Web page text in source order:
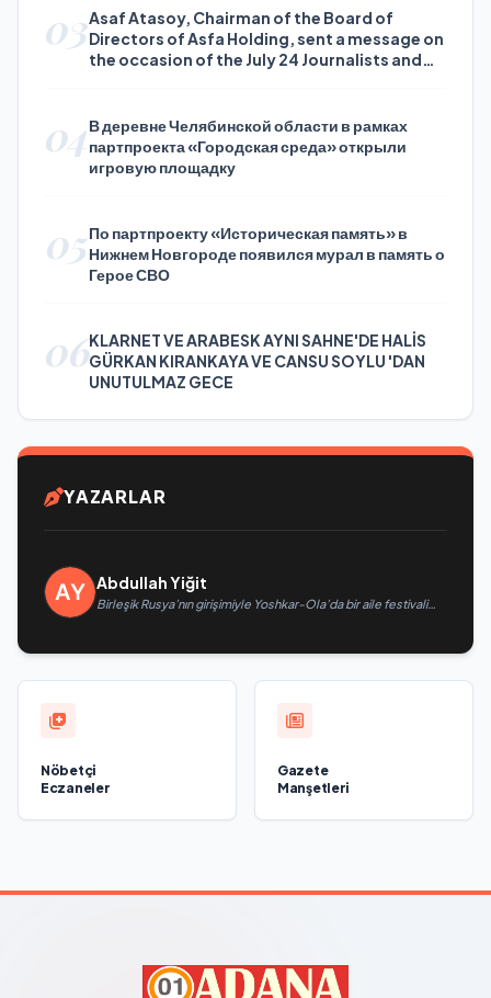
03Asaf Atasoy, Chairman of the Board of
Directors of Asfa Holding, sent a message on
the occasion of the July 24 Journalists and
04В деревне Челябинской области в рамках
партпроекта «Городская среда» открыли
игровую площадку
05По партпроекту «Историческая память» в
Нижнем Новгороде появился мурал в память о
Герое СВО
06KLARNET VE ARABESK AYNI SAHNE'DE HALİS
GÜRKAN KIRANKAYA VE CANSU SOYLU 'DAN
UNUTULMAZ GECE
YAZARLAR
Abdullah Yiğit
Birleşik Rusya’nın girişimiyle Yoshkar-Ola’da bir aile festivali
Nöbetçi
Eczaneler
Gazete
Manşetleri